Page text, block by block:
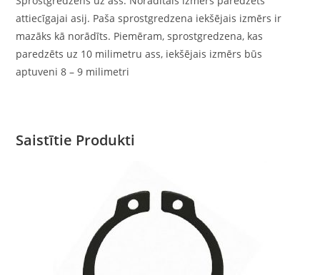
attiecīgajai asij. Paša sprostgredzena iekšējais izmērs ir
mazāks kā norādīts. Piemēram, sprostgredzena, kas
paredzēts uz 10 milimetru ass, iekšējais izmērs būs
aptuveni 8 – 9 milimetri
Saistītie Produkti